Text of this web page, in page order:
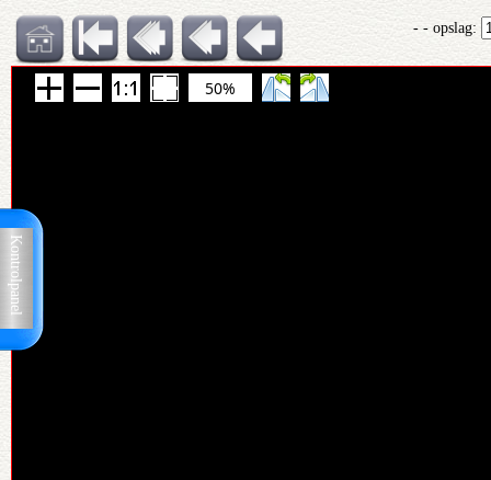
Kontrolpanel
- - opslag:
50%